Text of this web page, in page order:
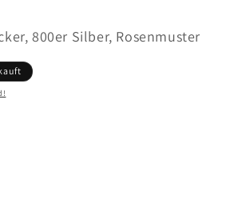
800er Silber, Rosenmuster